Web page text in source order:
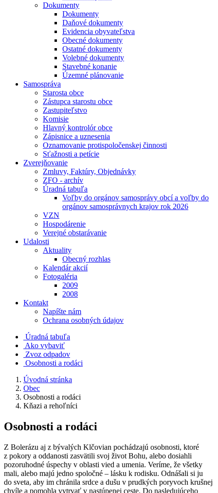
Dokumenty
Dokumenty
Daňové dokumenty
Evidencia obyvateľstva
Obecné dokumenty
Ostatné dokumenty
Volebné dokumenty
Stavebné konanie
Územné plánovanie
Samospráva
Starosta obce
Zástupca starostu obce
Zastupiteľstvo
Komisie
Hlavný kontrolór obce
Zápisnice a uznesenia
Oznamovanie protispoločenskej činnosti
Sťažnosti a petície
Zverejňovanie
Zmluvy, Faktúry, Objednávky
ZFO - archív
Úradná tabuľa
Voľby do orgánov samosprávy obcí a voľby do
orgánov samosprávnych krajov rok 2026
VZN
Hospodárenie
Verejné obstarávanie
Udalosti
Aktuality
Obecný rozhlas
Kalendár akcií
Fotogaléria
2009
2008
Kontakt
Napíšte nám
Ochrana osobných údajov
Úradná tabuľa
Ako vybaviť
Zvoz odpadov
Osobnosti a rodáci
Úvodná stránka
Obec
Osobnosti a rodáci
Kňazi a rehoľníci
Osobnosti a rodáci
Z Bolerázu aj z bývalých Klčovian pochádzajú osobnosti, ktoré
z pokory a oddanosti zasvätili svoj život Bohu, alebo dosiahli
pozoruhodné úspechy v oblasti vied a umenia. Veríme, že všetky
mali, alebo majú jedno spoločné – lásku k rodisku. Odnášali si ju
do sveta, aby im chránila srdce a dušu v prudkých poryvoch krušnej
chvíle a pomohla vytrvať v nastúpenej ceste. Do nasledujúceho